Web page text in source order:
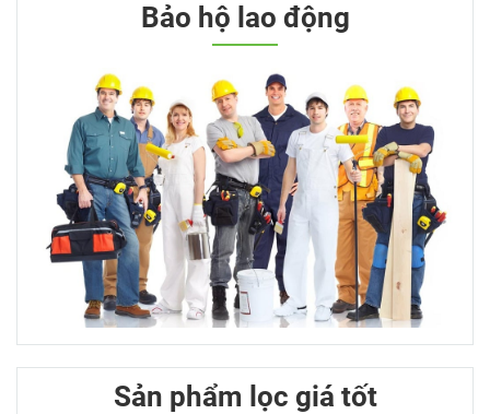
Bảo hộ lao động
Sản phẩm lọc giá tốt